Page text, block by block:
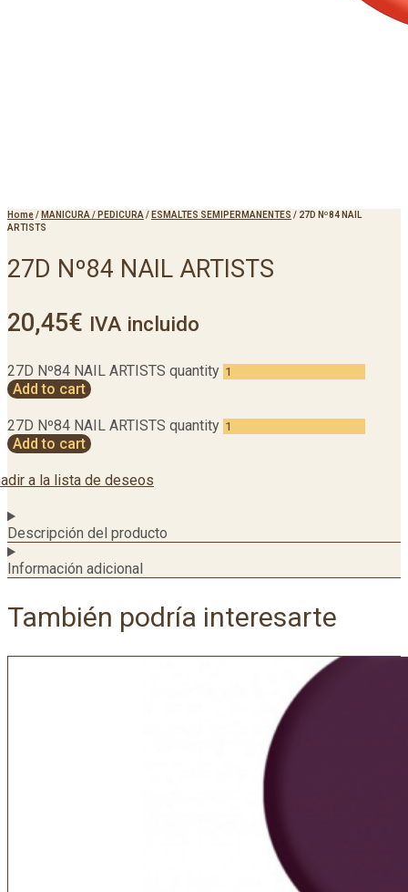
Home/ MANICURA / PEDICURA / ESMALTES SEMIPERMANENTES / 27D Nº84 NAIL
ARTISTS
27D Nº84 NAIL ARTISTS
20,45€ IVA incluido
27D Nº84 NAIL ARTISTS quantity
Add to cart
27D Nº84 NAIL ARTISTS quantity
Add to cart
a la lista de deseos
Descripción del producto
Información adicional
También podría interesarte